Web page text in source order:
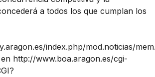
a todos los que cumplan los
index.php/mod.noticias/
http://www.boa.aragon.es/cgi-